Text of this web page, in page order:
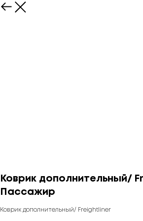
Коврик дополнительный/
Пассажир
Коврик дополнительный/ Freightliner